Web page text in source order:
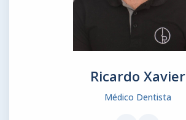
Ricardo Xavier
Médico Dentista